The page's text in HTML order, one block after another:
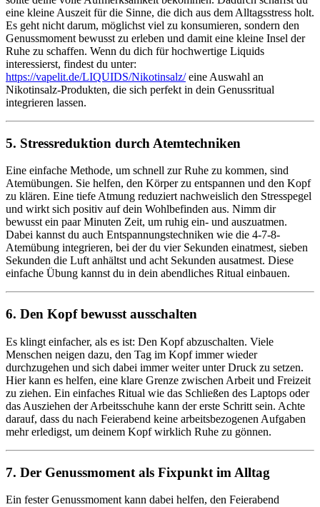
eine kleine Auszeit für die Sinne, die dich aus dem Alltagsstress holt.
Es geht nicht darum, möglichst viel zu konsumieren, sondern den
Genussmoment bewusst zu erleben und damit eine kleine Insel der
Ruhe zu schaffen. Wenn du dich für hochwertige Liquids
interessierst, findest du unter:
https://vapelit.de/LIQUIDS/Nikotinsalz/eine Auswahl an
Nikotinsalz-Produkten, die sich perfekt in dein Genussritual
integrieren lassen.
5. Stressreduktion durch Atemtechniken
Eine einfache Methode, um schnell zur Ruhe zu kommen, sind
Atemübungen. Sie helfen, den Körper zu entspannen und den Kopf
zu klären. Eine tiefe Atmung reduziert nachweislich den Stresspegel
und wirkt sich positiv auf dein Wohlbefinden aus. Nimm dir
bewusst ein paar Minuten Zeit, um ruhig ein- und auszuatmen.
Dabei kannst du auch Entspannungstechniken wie die 4-7-8-
Atemübung integrieren, bei der du vier Sekunden einatmest, sieben
Sekunden die Luft anhältst und acht Sekunden ausatmest. Diese
einfache Übung kannst du in dein abendliches Ritual einbauen.
6. Den Kopf bewusst ausschalten
Es klingt einfacher, als es ist: Den Kopf abzuschalten. Viele
Menschen neigen dazu, den Tag im Kopf immer wieder
durchzugehen und sich dabei immer weiter unter Druck zu setzen.
Hier kann es helfen, eine klare Grenze zwischen Arbeit und Freizeit
zu ziehen. Ein einfaches Ritual wie das Schließen des Laptops oder
das Ausziehen der Arbeitsschuhe kann der erste Schritt sein. Achte
darauf, dass du nach Feierabend keine arbeitsbezogenen Aufgaben
mehr erledigst, um deinem Kopf wirklich Ruhe zu gönnen.
7. Der Genussmoment als Fixpunkt im Alltag
Ein fester Genussmoment kann dabei helfen, den Feierabend